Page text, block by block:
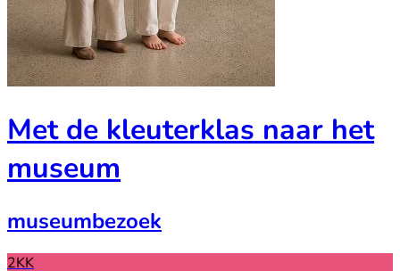
Met de kleuterklas naar het
museum
museumbezoek
2KK